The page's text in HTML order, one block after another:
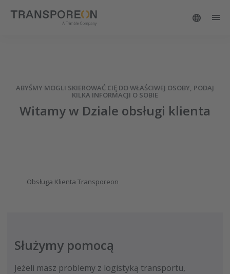
ABYŚMY MOGLI SKIEROWAĆ CIĘ DO WŁAŚCIWEJ OSOBY, PODAJ
KILKA INFORMACJI O SOBIE
Witamy w Dziale obsługi klienta
Obsługa Klienta Transporeon
Służymy pomocą
Jeżeli masz problemy z logistyką transportu,